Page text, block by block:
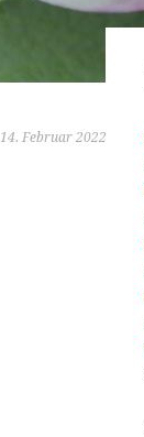
14. Februar 2022